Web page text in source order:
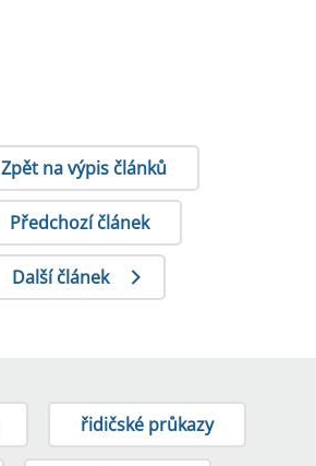
Zpět na výpis článků
Předchozí článek
Další článek
řidičské průkazy